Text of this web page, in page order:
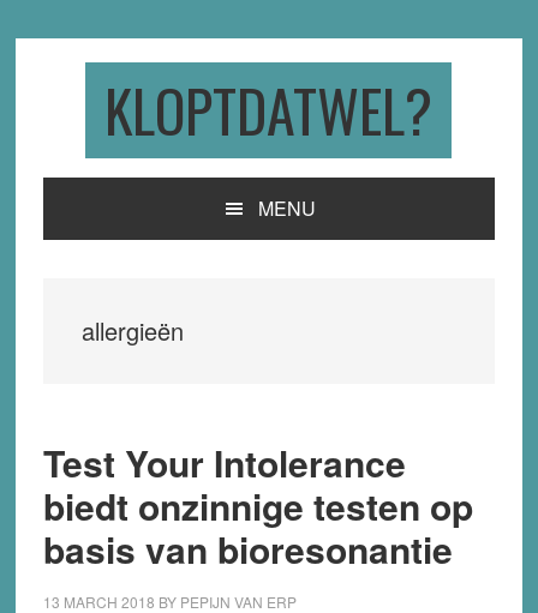
KLOPTDATWEL?
MENU
allergieën
Test Your Intolerance
biedt onzinnige testen op
basis van bioresonantie
13 MARCH 2018 BY PEPIJN VAN ERP